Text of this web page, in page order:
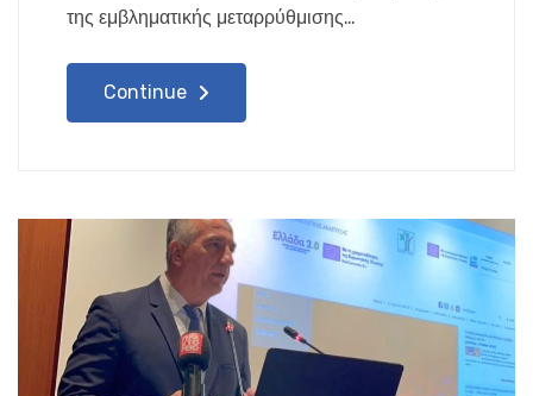
της εμβληματικής μεταρρύθμισης…
Continue